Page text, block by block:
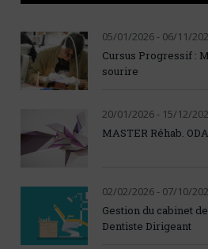
05/01/2026 - 06/11/
Cursus Progressif :
sourire
20/01/2026 - 15/12/
MASTER Réhab.
02/02/2026 - 07/10/
Gestion du cabinet
Dentiste Dirigeant